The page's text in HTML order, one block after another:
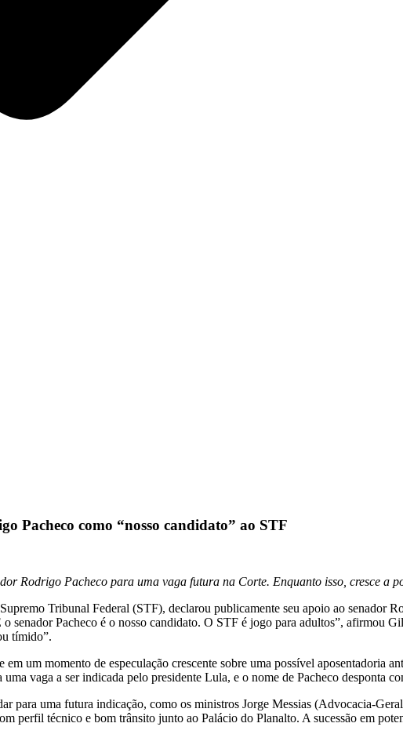
Pacheco como “nosso candidato” ao STF
Rodrigo Pacheco para uma vaga futura na Corte. Enquanto isso, cresce a
Tribunal Federal (STF), declarou publicamente seu apoio ao senador
o senador Pacheco é o nosso candidato. O STF é jogo para adultos”, afirmou
tímido”.
um momento de especulação crescente sobre uma possível aposentadoria
vaga a ser indicada pelo presidente Lula, e o nome de Pacheco desponta
para uma futura indicação, como os ministros Jorge Messias (Advocacia-
perfil técnico e bom trânsito junto ao Palácio do Planalto. A sucessão em